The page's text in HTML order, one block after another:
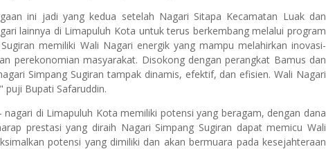
ini jadi yang kedua setelah Nagari Sitapa Kecamatan Luak dan
lainnya di Limapuluh Kota untuk terus berkembang melalui program
memiliki Wali Nagari energik yang mampu melahirkan inovasi-
perekonomian masyarakat. Disokong dengan perangkat Bamus dan
Simpang Sugiran tampak dinamis, efektif, dan efisien. Wali Nagari
puji Bupati Safaruddin.
di Limapuluh Kota memiliki potensi yang beragam, dengan dana
prestasi yang diraih Nagari Simpang Sugiran dapat memicu Wali
potensi yang dimiliki dan akan bermuara pada kesejahteraan